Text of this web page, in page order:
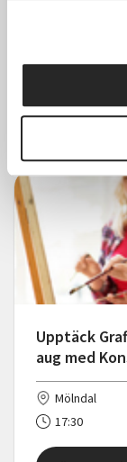
Läs mer
Upptäck
aug med
Mölndal
17:30